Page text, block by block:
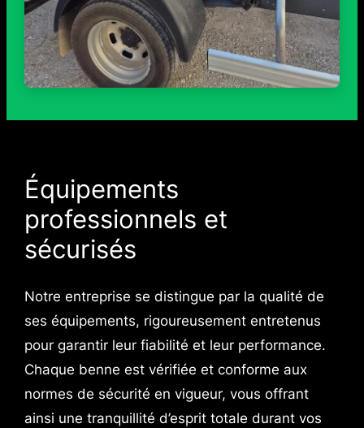
Équipements
professionnels et
sécurisés
Notre entreprise se distingue par la qualité de
ses équipements, rigoureusement entretenus
pour garantir leur fiabilité et leur performance.
Chaque benne est vérifiée et conforme aux
normes de sécurité en vigueur, vous offrant
ainsi une tranquillité d’esprit totale durant vos